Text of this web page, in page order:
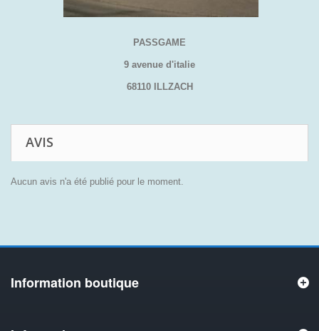
PASSGAME
9 avenue d'italie
68110 ILLZACH
AVIS
Aucun avis n'a été publié pour le moment.
Information boutique